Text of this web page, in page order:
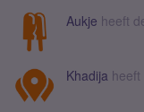
Aukje heeft
Khadija